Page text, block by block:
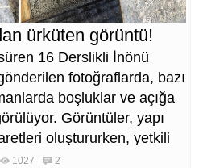
ürküten görüntü!
16 Derslikli İnönü
fotoğraflarda, bazı
boşluklar ve açığa
Görüntüler, yapı
oluştururken, yetkili
yapması çağrısı yapıldı.
1027 2